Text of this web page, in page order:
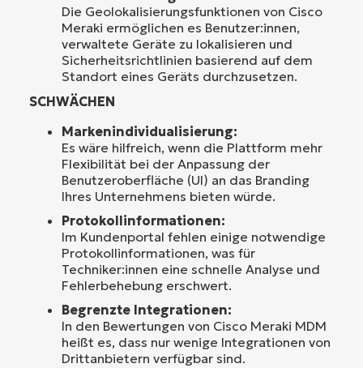
Die Geolokalisierungsfunktionen von Cisco
Meraki ermöglichen es Benutzer:innen,
verwaltete Geräte zu lokalisieren und
Sicherheitsrichtlinien basierend auf dem
Standort eines Geräts durchzusetzen.
SCHWÄCHEN
Markenindividualisierung:
Es wäre hilfreich, wenn die Plattform mehr
Flexibilität bei der Anpassung der
Benutzeroberfläche (UI) an das Branding
Ihres Unternehmens bieten würde.
Protokollinformationen:
Im Kundenportal fehlen einige notwendige
Protokollinformationen, was für
Techniker:innen eine schnelle Analyse und
Fehlerbehebung erschwert.
Begrenzte Integrationen:
In den Bewertungen von Cisco Meraki MDM
heißt es, dass nur wenige Integrationen von
Drittanbietern verfügbar sind.